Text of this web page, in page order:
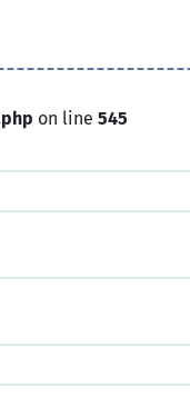
on line 545